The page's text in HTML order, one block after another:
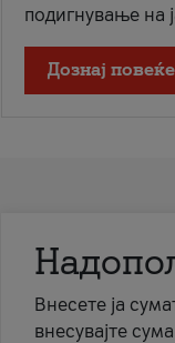
подигнување на
Дознај повеќе
Внесете ја
внесувајте